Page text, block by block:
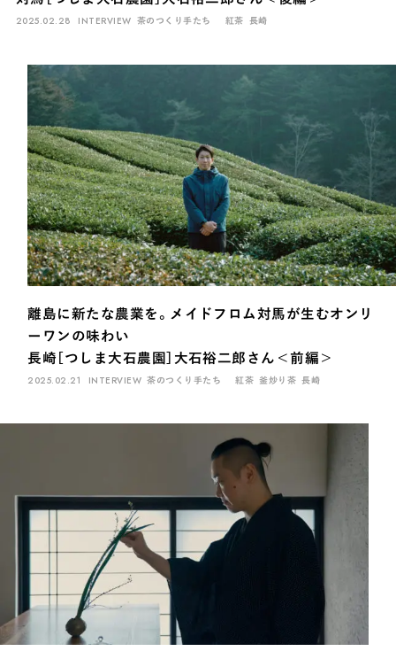
2025.02.28 INTERVIEW 茶のつくり手たち 紅茶 長崎
離島に新たな農業を。メイドフロム対馬が生むオンリ
ーワンの味わい
長崎［つしま大石農園］大石裕二郎さん＜前編＞
2025.02.21 INTERVIEW 茶のつくり手たち 紅茶 釜炒り茶 長崎